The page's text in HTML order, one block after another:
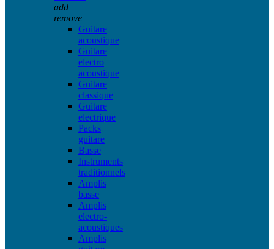
add
remove
Guitare
acoustique
Guitare
electro
acoustique
Guitare
classique
Guitare
electrique
Packs
guitare
Basse
Instruments
traditionnels
Amplis
basse
Amplis
electro-
acoustiques
Amplis